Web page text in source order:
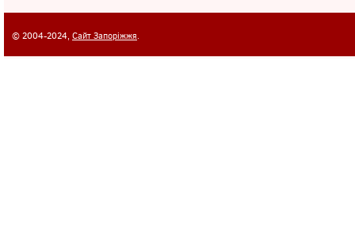
© 2004-2024, Сайт Запоріжжя.